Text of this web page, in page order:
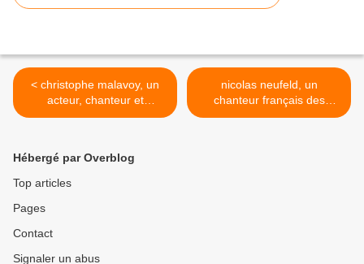
< christophe malavoy, un
acteur, chanteur et
réalisateur français qui
nicolas neufeld, un
chanteur français des
années 1970 avec une voix
Hébergé par Overblog
Top articles
Pages
Contact
Signaler un abus